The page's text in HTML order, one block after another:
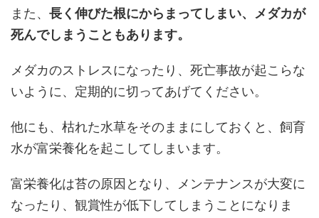
また、 長く伸びた根にからまってしまい、メダカが
死んでしまうこともあります。
メダカのストレスになったり、死亡事故が起こらな
いように、定期的に切ってあげてください。
他にも、枯れた水草をそのままにしておくと、飼育
水が富栄養化を起こしてしまいます。
富栄養化は苔の原因となり、メンテナンスが大変に
なったり、観賞性が低下してしまうことになりま